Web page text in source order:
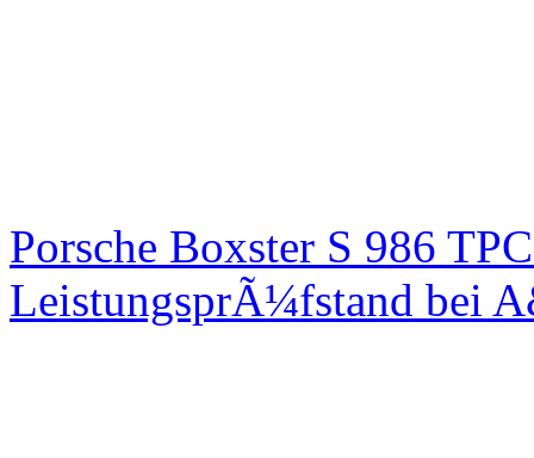
Porsche Boxster S 986
LeistungsprÃ¼fstand bei